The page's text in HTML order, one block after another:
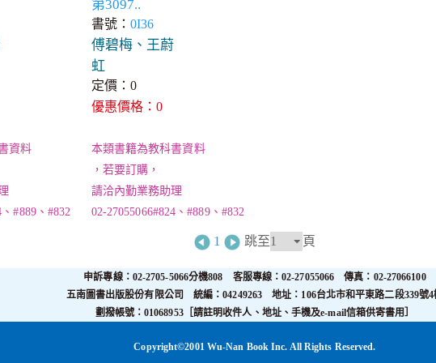
資料
#889、#832
第3097..
書號： 0I36
傅碧梅、王蔚
虹
定價：0
優惠價格：0
本類書籍為教科書資料
，若要訂購，
請洽內勤業務助理
02-27055066#824、#889、#832
1 跳至 頁
申訴專線：02-2705-5066分機808 客服專線：02-27055066 傳真：02-27066100
五南圖書出版股份有限公司 統編：04249263 地址：106台北市和平東路二段339號4
劃撥帳號：01068953［請註明收件人、地址、手機及e-mail信箱供寄書用］
Copyright©2001 Wu-Nan Book Inc. All Rights Reserved.